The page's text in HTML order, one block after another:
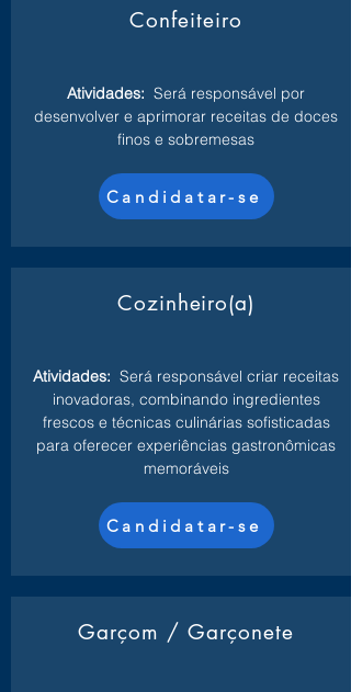
Confeiteiro
Atividades: Será responsável por
desenvolver e aprimorar receitas de doces
finos e sobremesas
Candidatar-se
Cozinheiro(a)
Atividades: Será responsável criar receitas
inovadoras, combinando ingredientes
frescos e técnicas culinárias sofisticadas
para oferecer experiências gastronômicas
memoráveis
Candidatar-se
Garçom / Garçonete